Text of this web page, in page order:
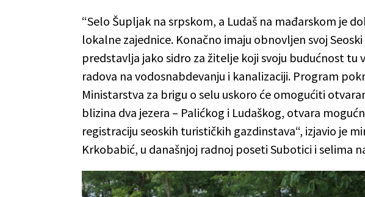
“Selo Šupljak na srpskom, a Ludaš na mađarskom je
lokalne zajednice. Konačno imaju obnovljen svoj
predstavlja jako sidro za žitelje koji svoju budućnost tu
radova na vodosnabdevanju i kanalizaciji. Program
Ministarstva za brigu o selu uskoro će omogućiti
blizina dva jezera – Palićkog i Ludaškog, otvara
registraciju seoskih turističkih gazdinstava“, izjavio je
Krkobabić, u današnjoj radnoj poseti Subotici i selima